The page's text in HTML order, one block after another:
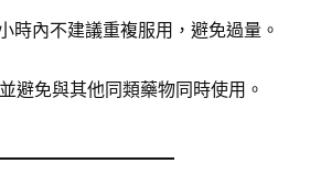
時內不建議重複服用，避免過量。
避免與其他同類藥物同時使用。